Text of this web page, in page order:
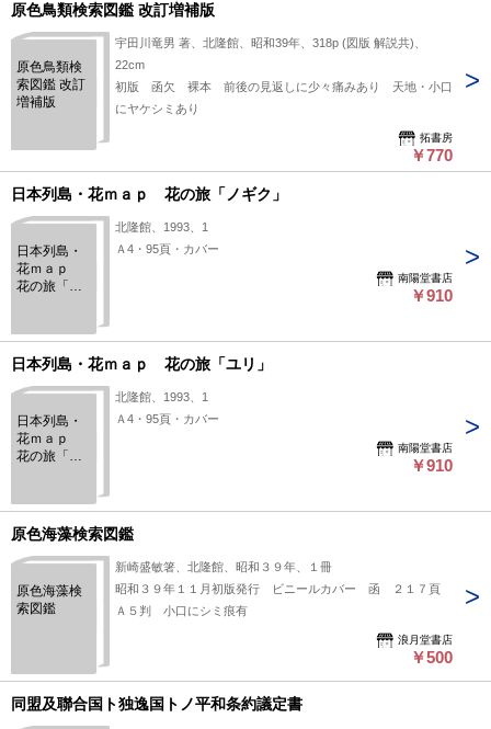
原色鳥類検索図鑑 改訂増補版
原色鳥類検
索図鑑 改訂
増補版
宇田川竜男 著、北隆館、昭和39年、318p (図版 解説共)、
22cm
初版 函欠 裸本 前後の見返しに少々痛みあり 天地・小口
にヤケシミあり
拓書房
￥770
日本列島・花ｍａｐ 花の旅「ノギク」
日本列島・
花ｍａｐ
花の旅「ノ
北隆館、1993、1
Ａ4・95頁・カバー
南陽堂書店
￥910
日本列島・花ｍａｐ 花の旅「ユリ」
日本列島・
花ｍａｐ
花の旅「ユ
北隆館、1993、1
Ａ4・95頁・カバー
南陽堂書店
￥910
原色海藻検索図鑑
原色海藻検
索図鑑
新崎盛敏箸、北隆館、昭和３９年、１冊
昭和３９年１１月初版発行 ビニールカバー 函 ２１７頁
Ａ５判 小口にシミ痕有
浪月堂書店
￥500
同盟及聯合国ト独逸国トノ平和条約議定書